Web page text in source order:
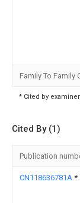
Family To Family
* Cited by
Cited By (1)
Publication
CN118636781A *